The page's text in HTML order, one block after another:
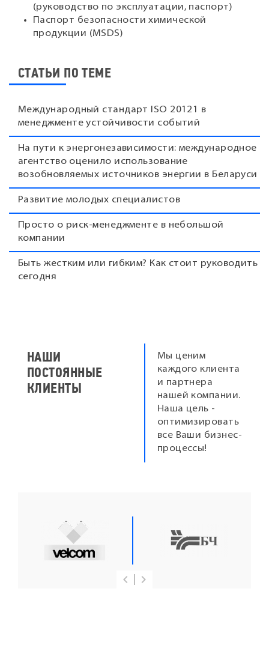
(руководство по эксплуатации, паспорт)
Паспорт безопасности химической
продукции (MSDS)
СТАТЬИ ПО ТЕМЕ
Международный стандарт ISO 20121 в
менеджменте устойчивости событий
На пути к энергонезависимости: международное
агентство оценило использование
возобновляемых источников энергии в Беларуси
Развитие молодых специалистов
Просто о риск-менеджменте в небольшой
компании
Быть жестким или гибким? Как стоит руководить
сегодня
keyboard_arrow_leftPrevious
keyboard_arrow_right
НАШИ
ПОСТОЯННЫЕ
КЛИЕНТЫ
Мы ценим
каждого клиента
и партнера
нашей компании.
Наша цель -
оптимизировать
все Ваши бизнес-
процессы!